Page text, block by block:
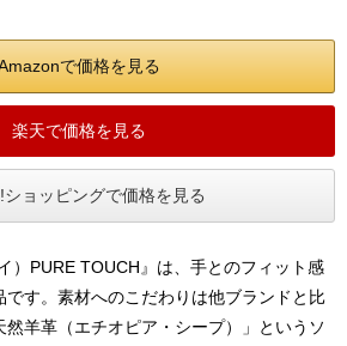
で価格を見る
楽天で価格を見る
ショッピングで価格を見る
）PURE TOUCH』は、手とのフィット感
です。素材へのこだわりは他ブランドと比
羊革（エチオピア・シープ）」というソ